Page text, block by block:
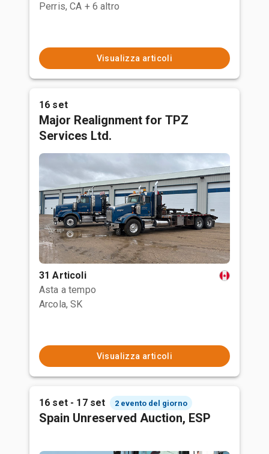
Perris, CA + 6 altro
Visualizza articoli
16 set
Major Realignment for TPZ
Services Ltd.
31 Articoli
Asta a tempo
Arcola, SK
Visualizza articoli
16 set - 17 set 2 evento del giorno
Spain Unreserved Auction, ESP